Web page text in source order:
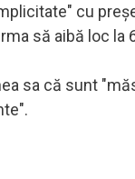
cu
să aibă loc la
sa că sunt